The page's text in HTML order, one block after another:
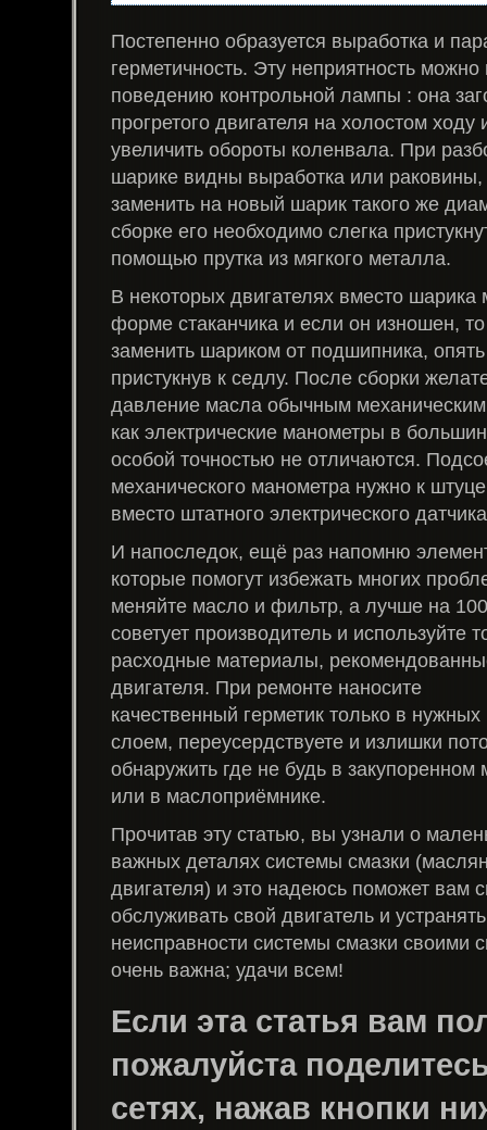
Постепенно образуется выработка и
герметичность. Эту неприятность
поведению контрольной лампы : она
прогретого двигателя на холостом ходу
увеличить обороты коленвала. При
шарике видны выработка или раковины,
заменить на новый шарик такого же
сборке его необходимо слегка
помощью прутка из мягкого металла.
В некоторых двигателях вместо шарика
форме стаканчика и если он изношен,
заменить шариком от подшипника,
пристукнув к седлу. После сборки
давление масла обычным
как электрические манометры в
особой точностью не отличаются.
механического манометра нужно к
вместо штатного электрического
И напоследок, ещё раз напомню
которые помогут избежать многих
меняйте масло и фильтр, а лучше на
советует производитель и используйте
расходные материалы,
двигателя. При ремонте наносите
качественный герметик только в
слоем, переусердствуете и излишки
обнаружить где не будь в
или в маслоприёмнике.
Прочитав эту статью, вы узнали о
важных деталях системы смазки
двигателя) и это надеюсь поможет вам
обслуживать свой двигатель и
неисправности системы смазки своими
очень важна; удачи всем!
Если эта статья вам
пожалуйста
сетях, нажав кнопки